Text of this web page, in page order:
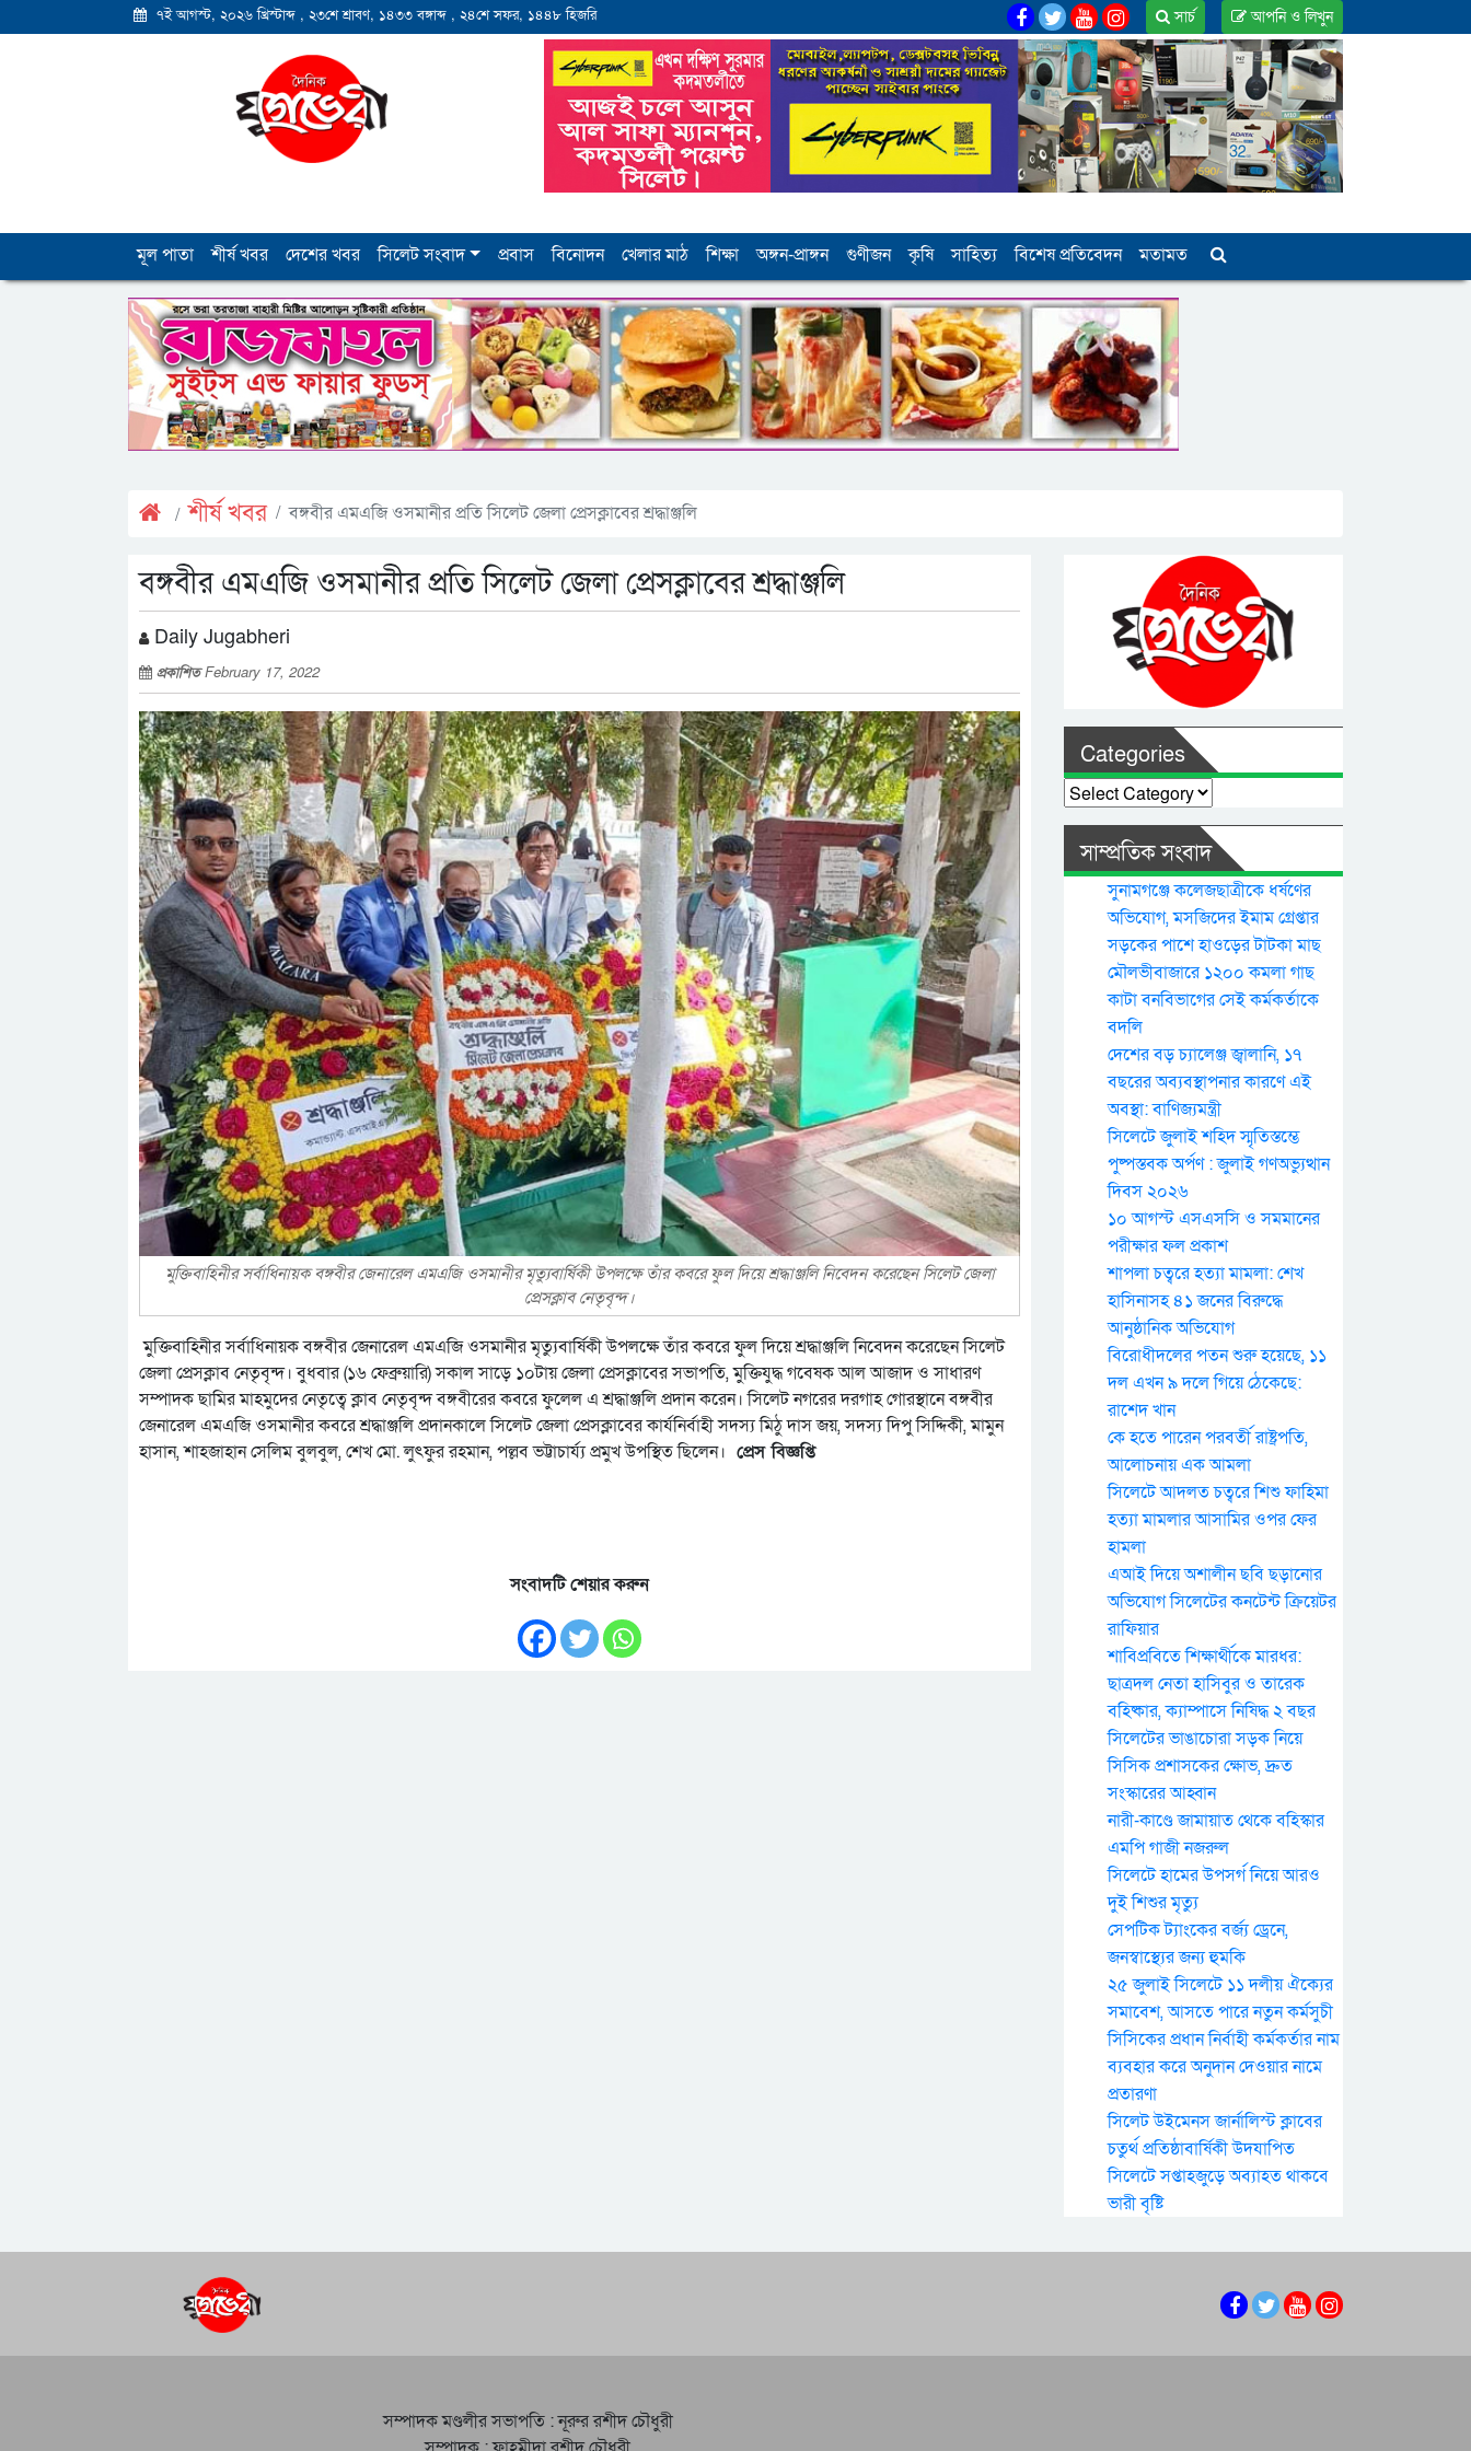
৭ই আগস্ট, ২০২৬ খ্রিস্টাব্দ , ২৩শে শ্রাবণ, ১৪৩৩ বঙ্গাব্দ , ২৪শে সফর, ১৪৪৮ হিজরি আপনি ও লিখুন
সার্চ
মূল পাতা শীর্ষ খবর দেশের খবর সিলেট সংবাদ প্রবাস বিনোদন খেলার মাঠ শিক্ষা অঙ্গন-প্রাঙ্গন গুণীজন কৃষি সাহিত্য বিশেষ প্রতিবেদন মতামত
শীর্ষ খবর বঙ্গবীর এমএজি ওসমানীর প্রতি সিলেট জেলা প্রেসক্লাবের শ্রদ্ধাঞ্জলি
বঙ্গবীর এমএজি ওসমানীর প্রতি সিলেট জেলা প্রেসক্লাবের শ্রদ্ধাঞ্জলি
Daily Jugabheri
প্রকাশিতFebruary 17, 2022
মুক্তিবাহিনীর সর্বাধিনায়ক বঙ্গবীর জেনারেল এমএজি ওসমানীর মৃত্যুবার্ষিকী উপলক্ষে তাঁর কবরে ফুল দিয়ে শ্রদ্ধাঞ্জলি নিবেদন করেছেন সিলেট জেলা
প্রেসক্লাব নেতৃবৃন্দ।
মুক্তিবাহিনীর সর্বাধিনায়ক বঙ্গবীর জেনারেল এমএজি ওসমানীর মৃত্যুবার্ষিকী উপলক্ষে তাঁর কবরে ফুল দিয়ে শ্রদ্ধাঞ্জলি নিবেদন করেছেন সিলেট
জেলা প্রেসক্লাব নেতৃবৃন্দ। বুধবার (১৬ ফেব্রুয়ারি) সকাল সাড়ে ১০টায় জেলা প্রেসক্লাবের সভাপতি, মুক্তিযুদ্ধ গবেষক আল আজাদ ও সাধারণ
সম্পাদক ছামির মাহমুদের নেতৃত্বে ক্লাব নেতৃবৃন্দ বঙ্গবীরের কবরে ফুলেল এ শ্রদ্ধাঞ্জলি প্রদান করেন। সিলেট নগরের দরগাহ গোরস্থানে বঙ্গবীর
জেনারেল এমএজি ওসমানীর কবরে শ্রদ্ধাঞ্জলি প্রদানকালে সিলেট জেলা প্রেসক্লাবের কার্যনির্বাহী সদস্য মিঠু দাস জয়, সদস্য দিপু সিদ্দিকী, মামুন
হাসান, শাহজাহান সেলিম বুলবুল, শেখ মো. লুৎফুর রহমান, পল্লব ভট্টাচার্য্য প্রমুখ উপস্থিত ছিলেন। প্রেস বিজ্ঞপ্তি
সংবাদটি শেয়ার করুন
Categories
Categories
সাম্প্রতিক সংবাদ
সুনামগঞ্জে কলেজছাত্রীকে ধর্ষণের
অভিযোগ, মসজিদের ইমাম গ্রেপ্তার
সড়কের পাশে হাওড়ের টাটকা মাছ
মৌলভীবাজারে ১২০০ কমলা গাছ
কাটা বনবিভাগের সেই কর্মকর্তাকে
বদলি
দেশের বড় চ্যালেঞ্জ জ্বালানি, ১৭
বছরের অব্যবস্থাপনার কারণে এই
অবস্থা: বাণিজ্যমন্ত্রী
সিলেটে জুলাই শহিদ স্মৃতিস্তম্ভে
পুষ্পস্তবক অর্পণ : জুলাই গণঅভ্যুত্থান
দিবস ২০২৬
১০ আগস্ট এসএসসি ও সমমানের
পরীক্ষার ফল প্রকাশ
শাপলা চত্বরে হত্যা মামলা: শেখ
হাসিনাসহ ৪১ জনের বিরুদ্ধে
আনুষ্ঠানিক অভিযোগ
বিরোধীদলের পতন শুরু হয়েছে, ১১
দল এখন ৯ দলে গিয়ে ঠেকেছে:
রাশেদ খান
কে হতে পারেন পরবর্তী রাষ্ট্রপতি,
আলোচনায় এক আমলা
সিলেটে আদলত চত্বরে শিশু ফাহিমা
হত্যা মামলার আসামির ওপর ফের
হামলা
এআই দিয়ে অশালীন ছবি ছড়ানোর
অভিযোগ সিলেটের কনটেন্ট ক্রিয়েটর
রাফিয়ার
শাবিপ্রবিতে শিক্ষার্থীকে মারধর:
ছাত্রদল নেতা হাসিবুর ও তারেক
বহিষ্কার, ক্যাম্পাসে নিষিদ্ধ ২ বছর
সিলেটের ভাঙাচোরা সড়ক নিয়ে
সিসিক প্রশাসকের ক্ষোভ, দ্রুত
সংস্কারের আহ্বান
নারী-কাণ্ডে জামায়াত থেকে বহিস্কার
এমপি গাজী নজরুল
সিলেটে হামের উপসর্গ নিয়ে আরও
দুই শিশুর মৃত্যু
সেপটিক ট্যাংকের বর্জ্য ড্রেনে,
জনস্বাস্থ্যের জন্য হুমকি
২৫ জুলাই সিলেটে ১১ দলীয় ঐক্যের
সমাবেশ, আসতে পারে নতুন কর্মসুচী
সিসিকের প্রধান নির্বাহী কর্মকর্তার নাম
ব্যবহার করে অনুদান দেওয়ার নামে
প্রতারণা
সিলেট উইমেনস জার্নালিস্ট ক্লাবের
চতুর্থ প্রতিষ্ঠাবার্ষিকী উদযাপিত
সিলেটে সপ্তাহজুড়ে অব্যাহত থাকবে
ভারী বৃষ্টি
সম্পাদক মণ্ডলীর সভাপতি : নূরুর রশীদ চৌধুরী